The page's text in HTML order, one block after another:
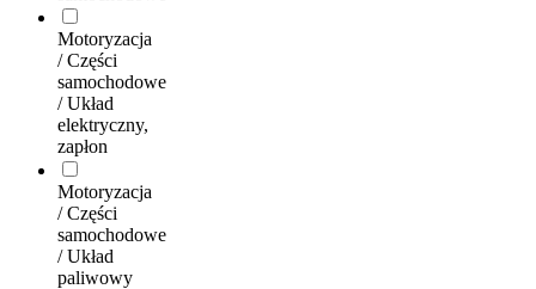
Motoryzacja
/ Części
samochodowe
/ Układ
elektryczny,
zapłon
Motoryzacja
/ Części
samochodowe
/ Układ
paliwowy